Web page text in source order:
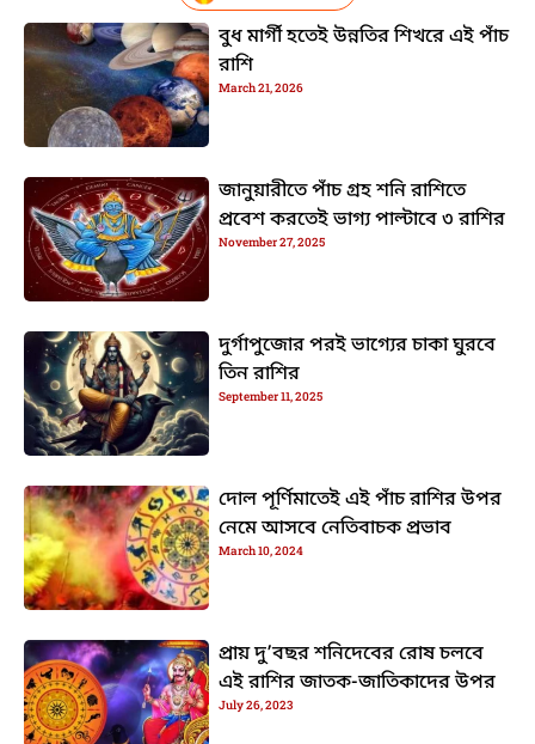
বুধ মার্গী হতেই উন্নতির শিখরে এই পাঁচ
রাশি
March 21, 2026
জানুয়ারীতে পাঁচ গ্রহ শনি রাশিতে
প্রবেশ করতেই ভাগ্য পাল্টাবে ৩ রাশির
November 27, 2025
দুর্গাপুজোর পরই ভাগ্যের চাকা ঘুরবে
তিন রাশির
September 11, 2025
দোল পূর্ণিমাতেই এই পাঁচ রাশির উপর
নেমে আসবে নেতিবাচক প্রভাব
March 10, 2024
প্রায় দু’বছর শনিদেবের রোষ চলবে
এই রাশির জাতক-জাতিকাদের উপর
July 26, 2023